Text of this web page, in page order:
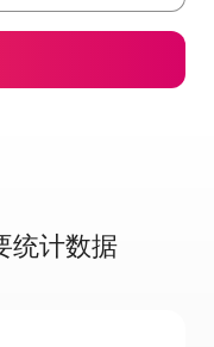
统计数据